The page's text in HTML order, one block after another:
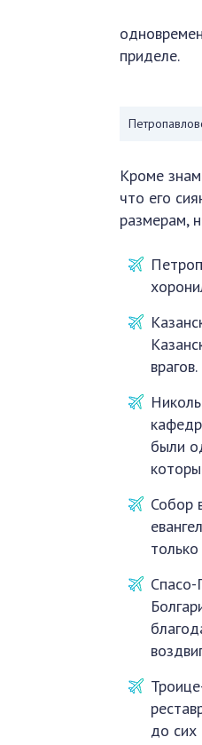
приделе.
Кроме
что его
размерам,
врагов.
были
Собор
до сих